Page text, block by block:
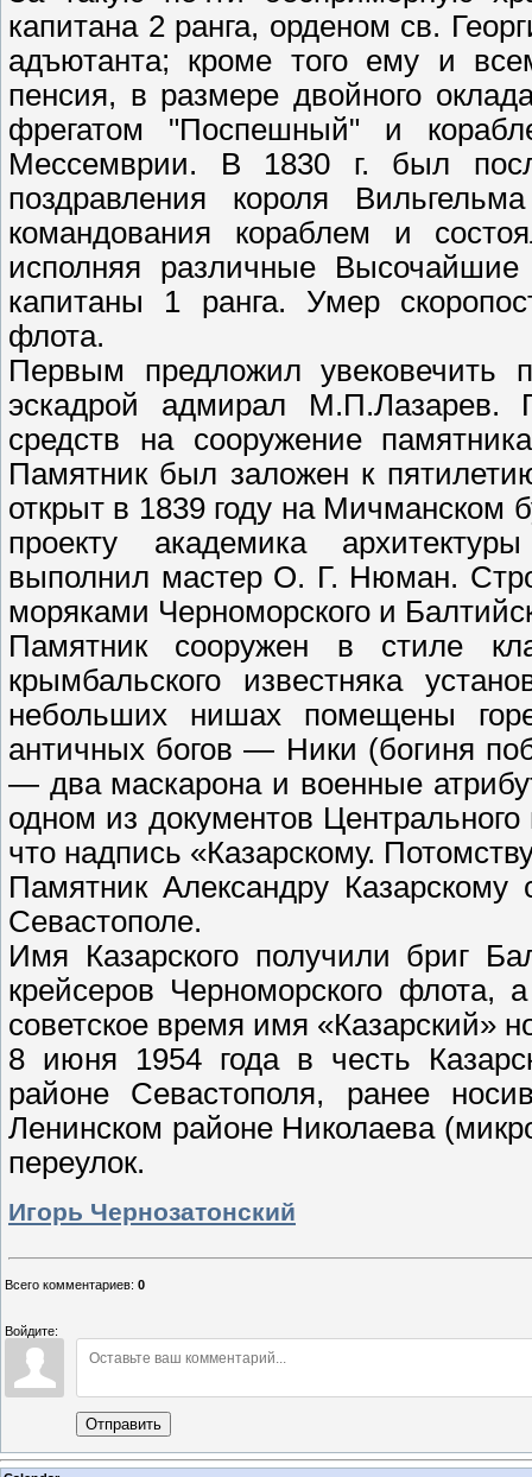
капитана 2 ранга, орденом св.
адъютанта; кроме того ему и
пенсия, в размере двойного
фрегатом "Поспешный" и
Мессемврии. В 1830 г. был
поздравления короля
командования кораблем и
исполняя различные
капитаны 1 ранга. Умер
флота.
Первым предложил увековечить
эскадрой адмирал М.П.Лазарев.
средств на сооружение
Памятник был заложен к
открыт в 1839 году на Мичманском
проекту академика
выполнил мастер О. Г. Нюман.
моряками Черноморского и
Памятник сооружен в стиле
крымбальского известняка
небольших нишах помещены
античных богов — Ники (богиня
— два маскарона и военные
одном из документов Центрального
что надпись «Казарскому.
Памятник Александру
Севастополе.
Имя Казарского получили бриг
крейсеров Черноморского флота,
советское время имя «Казарский»
8 июня 1954 года в честь
районе Севастополя, ранее
Ленинском районе Николаева
переулок.
Игорь Чернозатонский
Всего комментариев: 0
Войдите:
Отправить